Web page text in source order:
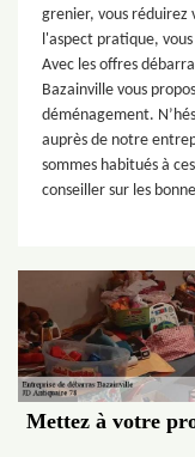
grenier, vous
l'aspect pratique,
Avec les offres
Bazainville vous
déménagement.
auprès de notre
sommes habitués à
conseiller sur les
Mettez à votre